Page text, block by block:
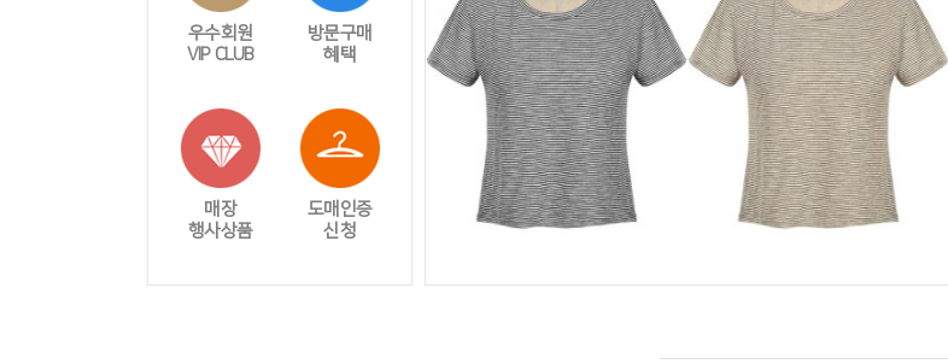
우수회원
VIP CLUB
방문구매
혜택
매장
행사상품
도매인증
신청